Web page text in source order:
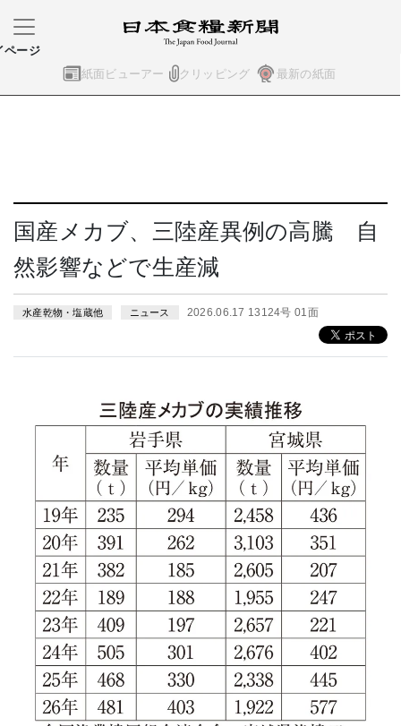
紙面ビューアー クリッピング 最新の紙面
ページ
国産メカブ、三陸産異例の高騰 自
然影響などで生産減
水産乾物・塩蔵他 ニュース 2026.06.17 13124号 01面